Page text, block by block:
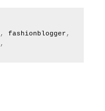
, fashionblogger,
,